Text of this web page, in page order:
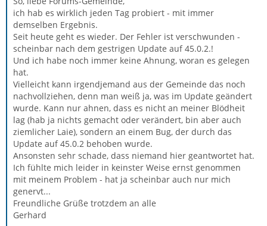
ich hab es wirklich jeden Tag probiert - mit immer
demselben Ergebnis.
Seit heute geht es wieder. Der Fehler ist verschwunden -
scheinbar nach dem gestrigen Update auf 45.0.2.!
Und ich habe noch immer keine Ahnung, woran es gelegen
hat.
Vielleicht kann irgendjemand aus der Gemeinde das noch
nachvollziehen, denn man weiß ja, was im Update geändert
wurde. Kann nur ahnen, dass es nicht an meiner Blödheit
lag (hab ja nichts gemacht oder verändert, bin aber auch
ziemlicher Laie), sondern an einem Bug, der durch das
Update auf 45.0.2 behoben wurde.
Ansonsten sehr schade, dass niemand hier geantwortet hat.
Ich fühlte mich leider in keinster Weise ernst genommen
mit meinem Problem - hat ja scheinbar auch nur mich
genervt...
Freundliche Grüße trotzdem an alle
Gerhard